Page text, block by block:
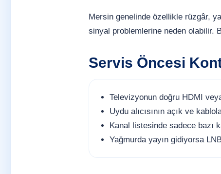
Mersin genelinde özellikle rüzgâr,
sinyal problemlerine neden olabilir.
Servis Öncesi
Televizyonun doğru HDMI
Uydu alıcısının açık ve
Kanal listesinde sadece bazı
Yağmurda yayın gidiyorsa